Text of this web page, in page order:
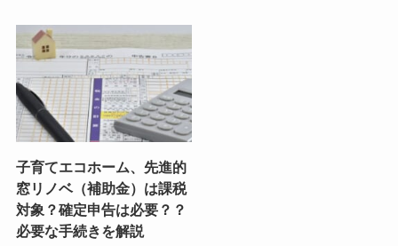
子育てエコホーム、先進的
窓リノベ（補助金）は課税
対象？確定申告は必要？？
必要な手続きを解説